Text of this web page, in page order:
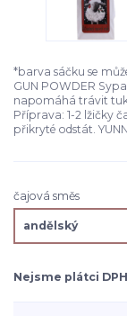
*barva sáčku se
GUN POWDER
napomáhá trávit
Příprava: 1-2 lžičky
přikryté odstát.
čajová směs
Nejsme plátci DPH